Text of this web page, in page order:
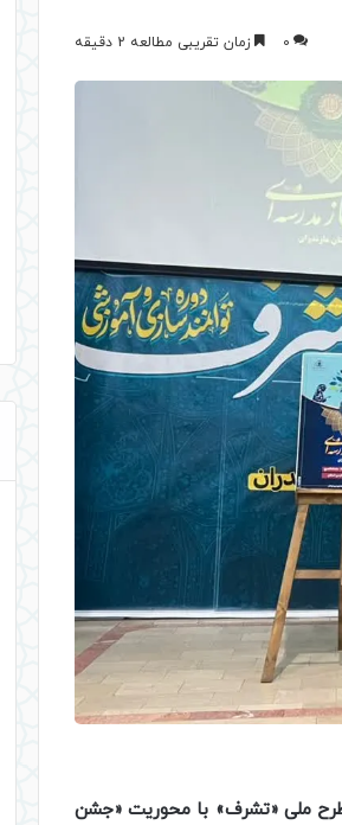
0 زمان تقریبی مطالعه 2 دقیقه
ملی «تشرف» با محوریت «جشن